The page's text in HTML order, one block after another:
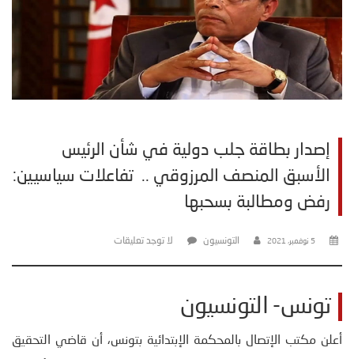
إصدار بطاقة جلب دولية في شأن الرئيس
الأسبق المنصف المرزوقي .. تفاعلات سياسيين:
رفض ومطالبة بسحبها
5 نوفمبر، 2021 التونسيون لا توجد تعليقات
تونس- التونسيون
أعلن مكتب الإتصال بالمحكمة الإبتدائية بتونس، أن قاضي التحقيق